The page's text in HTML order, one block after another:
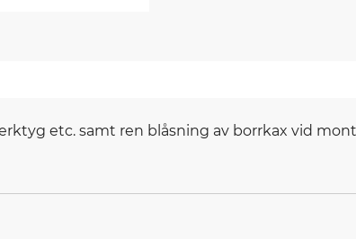
etc. samt ren blåsning av borrkax vid